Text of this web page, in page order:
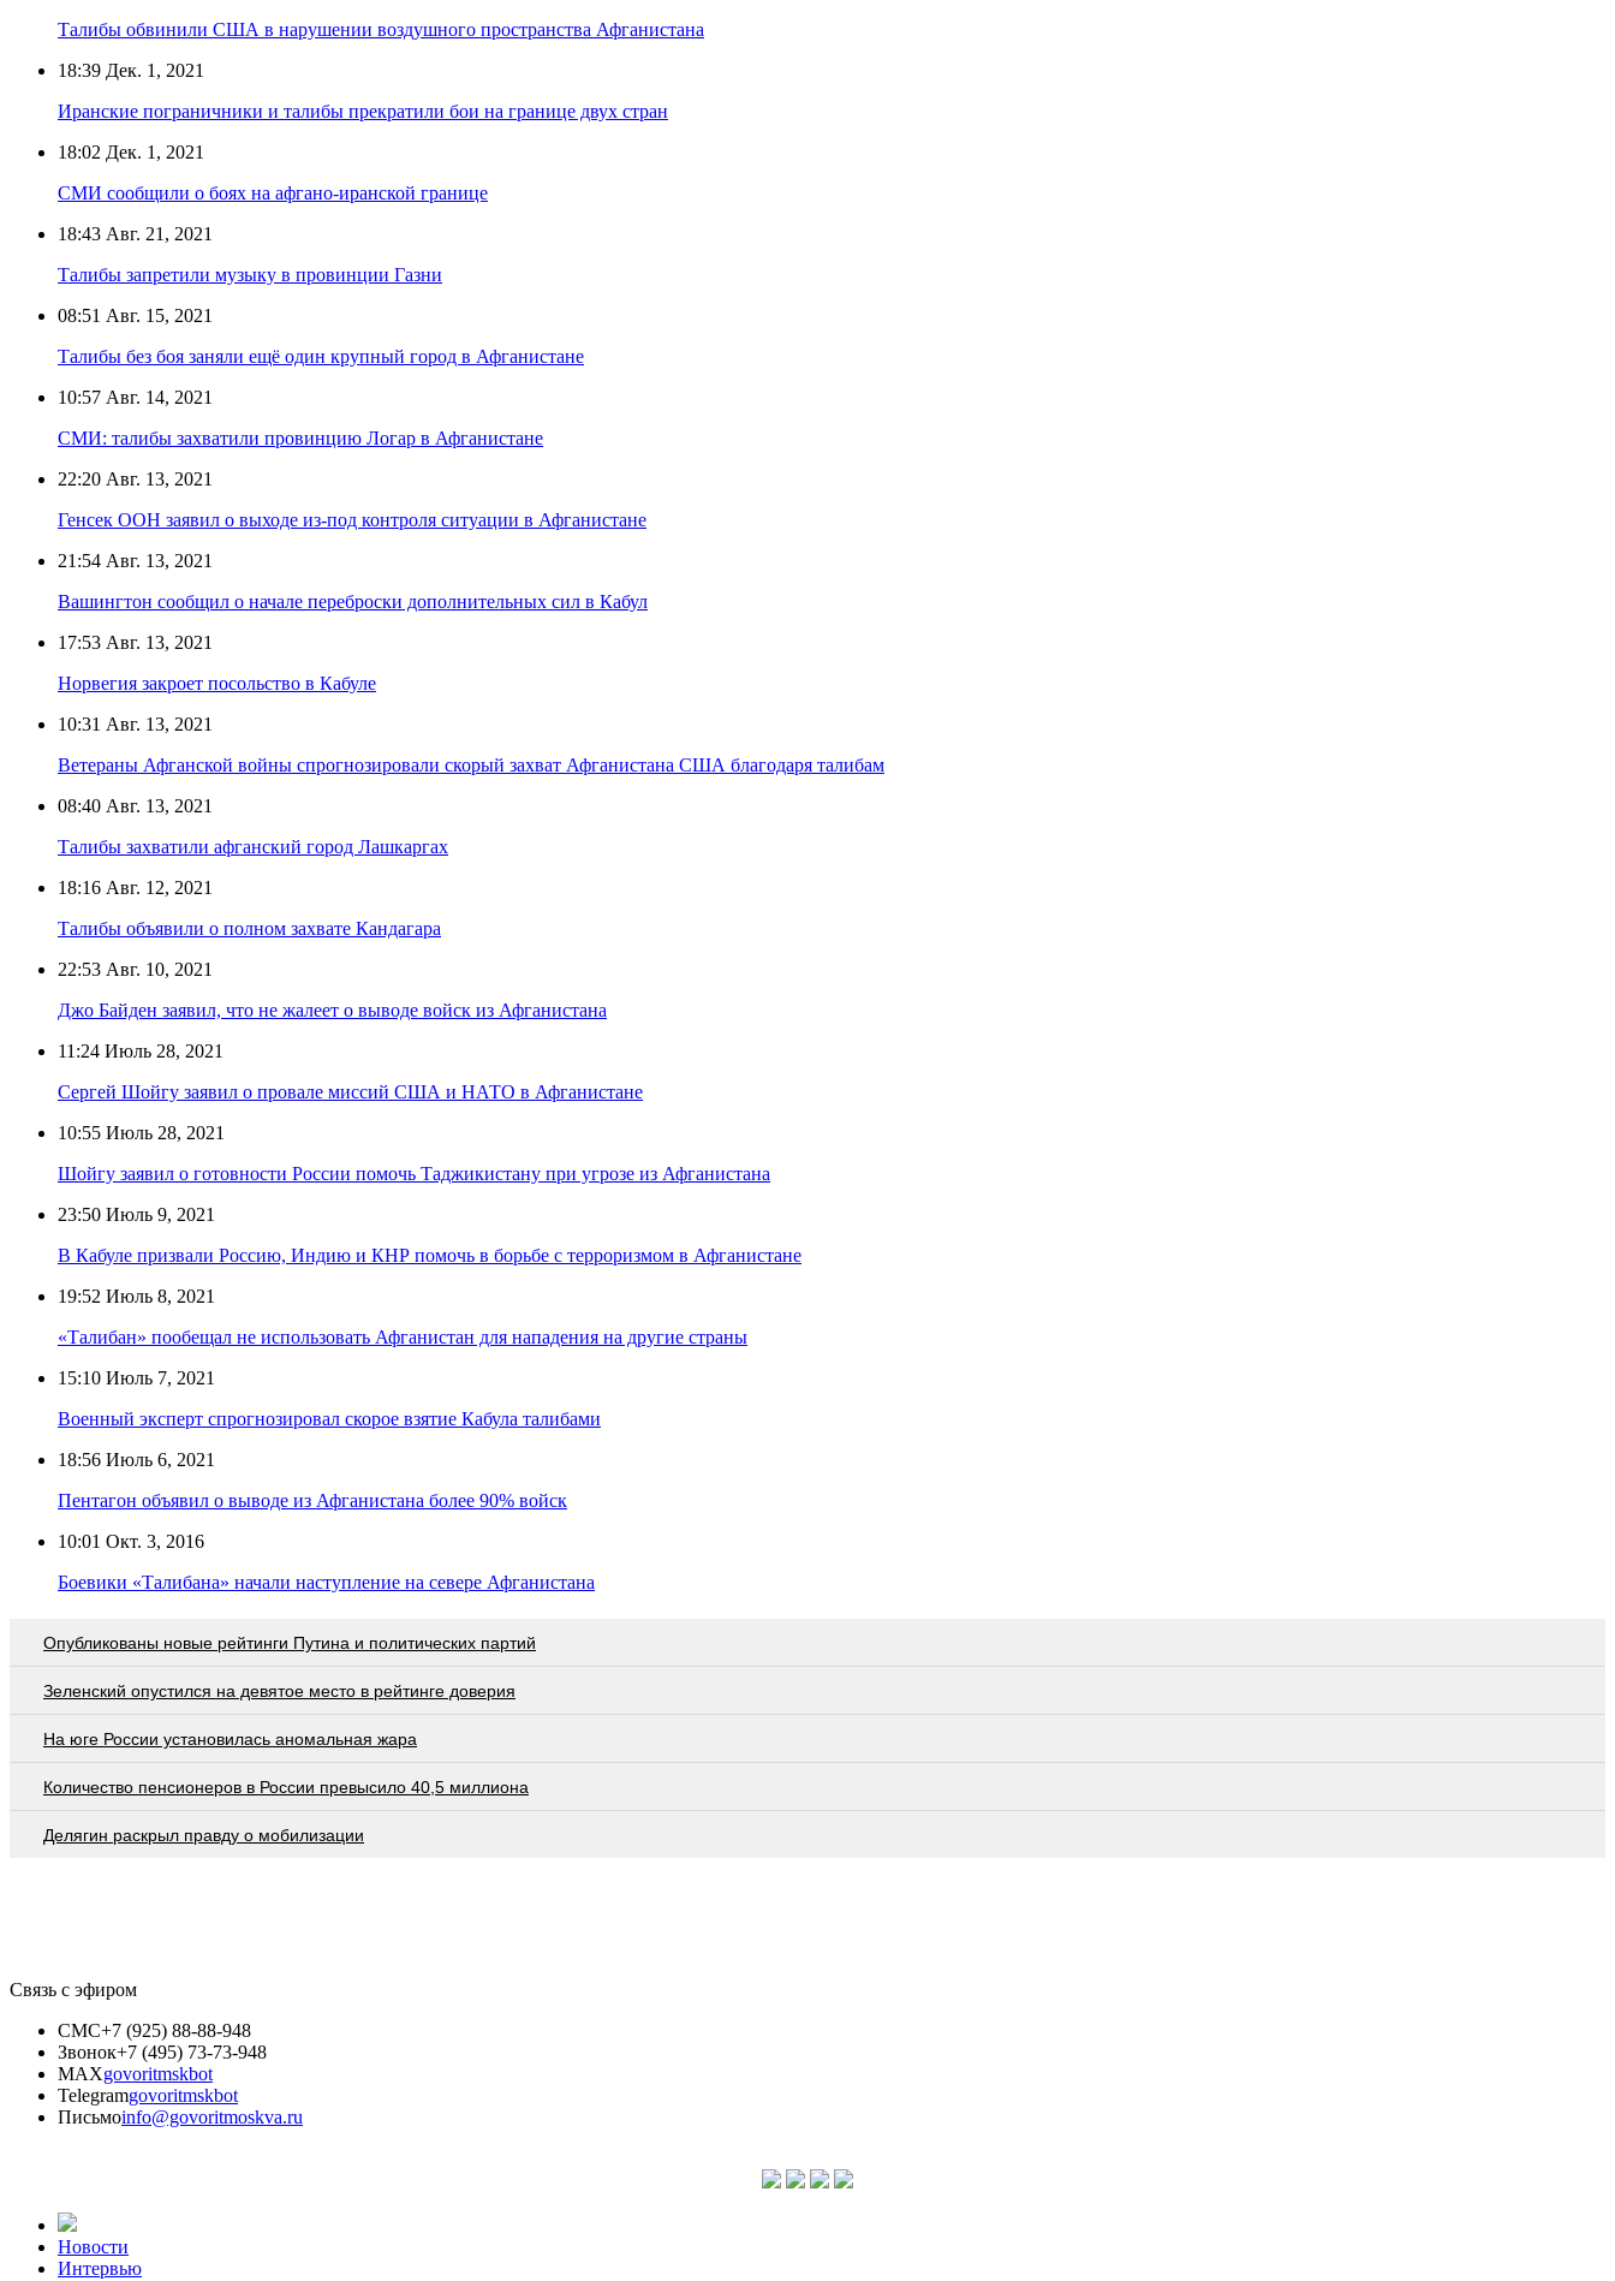
Талибы обвинили США в нарушении воздушного пространства Афганистана
18:39 Дек. 1, 2021
Иранские пограничники и талибы прекратили бои на границе двух стран
18:02 Дек. 1, 2021
СМИ сообщили о боях на афгано-иранской границе
18:43 Авг. 21, 2021
Талибы запретили музыку в провинции Газни
08:51 Авг. 15, 2021
Талибы без боя заняли ещё один крупный город в Афганистане
10:57 Авг. 14, 2021
СМИ: талибы захватили провинцию Логар в Афганистане
22:20 Авг. 13, 2021
Генсек ООН заявил о выходе из-под контроля ситуации в Афганистане
21:54 Авг. 13, 2021
Вашингтон сообщил о начале переброски дополнительных сил в Кабул
17:53 Авг. 13, 2021
Норвегия закроет посольство в Кабуле
10:31 Авг. 13, 2021
Ветераны Афганской войны спрогнозировали скорый захват Афганистана США благодаря талибам
08:40 Авг. 13, 2021
Талибы захватили афганский город Лашкаргах
18:16 Авг. 12, 2021
Талибы объявили о полном захвате Кандагара
22:53 Авг. 10, 2021
Джо Байден заявил, что не жалеет о выводе войск из Афганистана
11:24 Июль 28, 2021
Сергей Шойгу заявил о провале миссий США и НАТО в Афганистане
10:55 Июль 28, 2021
Шойгу заявил о готовности России помочь Таджикистану при угрозе из Афганистана
23:50 Июль 9, 2021
В Кабуле призвали Россию, Индию и КНР помочь в борьбе с терроризмом в Афганистане
19:52 Июль 8, 2021
«Талибан» пообещал не использовать Афганистан для нападения на другие страны
15:10 Июль 7, 2021
Военный эксперт спрогнозировал скорое взятие Кабула талибами
18:56 Июль 6, 2021
Пентагон объявил о выводе из Афганистана более 90% войск
10:01 Окт. 3, 2016
Боевики «Талибана» начали наступление на севере Афганистана
Опубликованы новые рейтинги Путина и политических партий
Зеленский опустился на девятое место в рейтинге доверия
На юге России установилась аномальная жара
Количество пенсионеров в России превысило 40,5 миллиона
Делягин раскрыл правду о мобилизации
Связь с эфиром
СМС+7 (925) 88-88-948
Звонок+7 (495) 73-73-948
MAXgovoritmskbot
Telegramgovoritmskbot
Письмоinfo@govoritmoskva.ru
Новости
Интервью